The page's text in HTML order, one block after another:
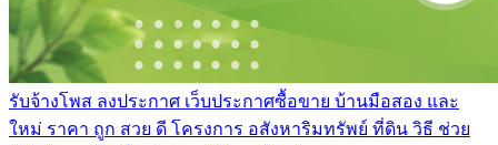
รับจ้างโพส ลงประกาศ เว็บประกาศซื้อขาย บ้านมือสอง และ
ใหม่ ราคา ถูก สวย ดี โครงการ อสังหาริมทรัพย์ ที่ดิน วิธี ช่วย